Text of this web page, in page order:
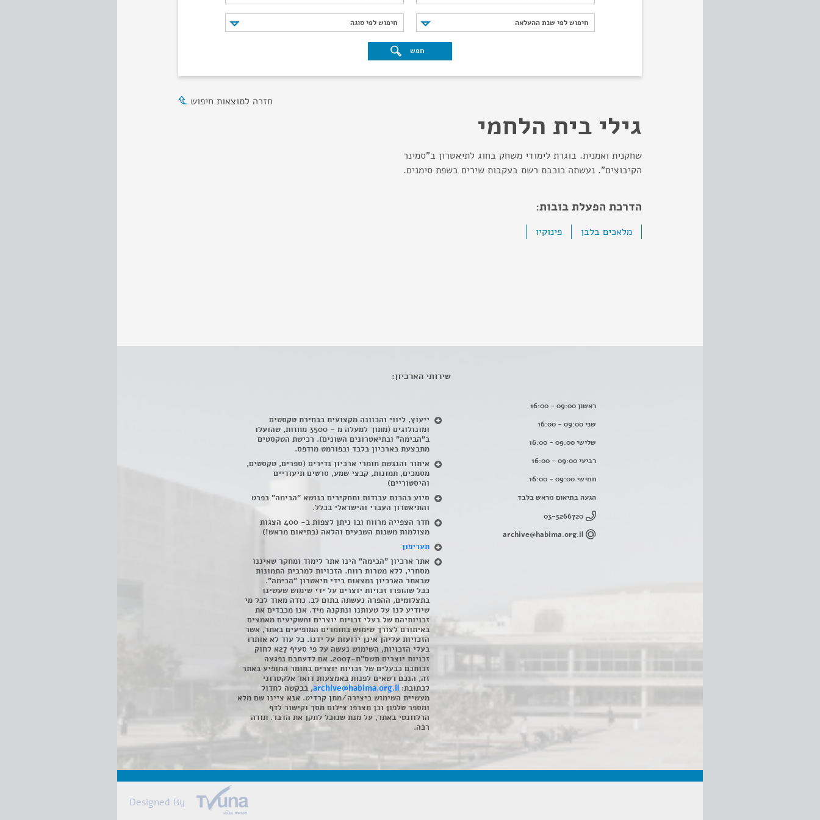
חיפוש לפי שנת ההעלאה
חיפוש לפי שנת ההעלאה חיפוש לפי סוגה
חיפוש לפי סוגה
חפש
חזרה לתוצאות חיפוש
גילי בית הלחמי
שחקנית ואמנית. בוגרת לימודי משחק בחוג לתיאטרון ב"סמינר
הקיבוצים". נעשתה כוכבת רשת בעקבות שירים בשפת סימנים.
הדרכת הפעלת בובות:
מלאכים בלבן פינוקיו
ראשון 09:00 - 16:00
שני 09:00 - 16:00
שלישי 09:00 - 16:00
רביעי 09:00 - 16:00
חמישי 09:00 - 16:00
הגעה בתיאום מראש בלבד
03-5266720
archive@habima.org.il
שירותי הארכיון:
ייעוץ, ליווי והכוונה מקצועית בבחירת טקסטים
ומונולוגים (מתוך למעלה מ – 3500 מחזות, שהועלו
ב"הבימה" ובתיאטרונים השונים). רכישת הטקסטים
מתבצעת בארכיון בלבד ובפורמט מודפס.
איתור והנגשת חומרי ארכיון נדירים (ספרים, טקסטים,
מסמכים, תמונות, קבצי שמע, סרטים תיעודיים
והיסטוריים)
סיוע בהכנת עבודות ותחקירים בנושא "הבימה" בפרט
והתיאטרון העברי והישראלי בכלל.
חדר הצפייה מרווח ובו ניתן לצפות ב- 400 הצגות
מצולמות משנות השבעים והלאה (בתיאום מראש!)
תעריפון
אתר ארכיון "הבימה" הינו אתר לימוד ומחקר שאיננו
מסחרי, ללא מטרות רווח. הזכויות למרבית התמונות
שבאתר הארכיון נמצאות בידי תיאטרון "הבימה".
ככל שהופרו זכויות יוצרים על ידי שימוש שעשינו
בתצלומים, ההפרה נעשתה בתום לב. נודה מאוד לכל מי
שיודיע לנו על טעותנו ונתקנה מיד. אנו מכבדים את
זכויותיהם של בעלי זכויות יוצרים ומשקיעים מאמצים
באיתורם לצורך שימוש בחומרים המופיעים באתר, אשר
הזכויות עליהן אינן ידועות על ידנו. כל עוד לא אותרו
בעלי הזכויות, השימוש נעשה על פי סעיף 27א לחוק
זכויות יוצרים תשס"ח-2007. אם לדעתכם נפגעה
זכותכם כבעלים של זכויות יוצרים בחומר המופיע באתר
זה, הנכם רשאים לפנות באמצעות דואר אלקטרוני
לכתובת: archive@habima.org.il, בבקשה לחדול
מעשיית השימוש ביצירה/מתן קרדיט. אנא ציינו שם מלא
ומספר טלפון וכן תצרפו צילום מסך וקישור לדף
הרלוונטי באתר, על מנת שנוכל לתקן את הדבר. תודה
רבה.
Designed By